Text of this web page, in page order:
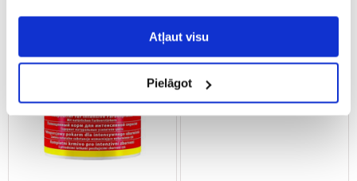
Atļaut visu
Pielāgot